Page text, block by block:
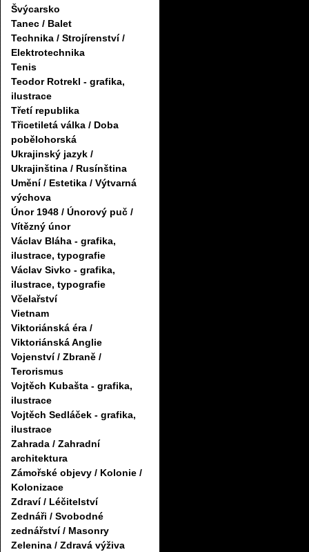
Švýcarsko
Tanec / Balet
Technika / Strojírenství /
Elektrotechnika
Tenis
Teodor Rotrekl - grafika,
ilustrace
Třetí republika
Třicetiletá válka / Doba
pobělohorská
Ukrajinský jazyk /
Ukrajinština / Rusínština
Umění / Estetika / Výtvarná
výchova
Únor 1948 / Únorový puč /
Vítězný únor
Václav Bláha - grafika,
ilustrace, typografie
Václav Sivko - grafika,
ilustrace, typografie
Včelařství
Vietnam
Viktoriánská éra /
Viktoriánská Anglie
Vojenství / Zbraně /
Terorismus
Vojtěch Kubašta - grafika,
ilustrace
Vojtěch Sedláček - grafika,
ilustrace
Zahrada / Zahradní
architektura
Zámořské objevy / Kolonie /
Kolonizace
Zdraví / Léčitelství
Zednáři / Svobodné
zednářství / Masonry
Zelenina / Zdravá výživa